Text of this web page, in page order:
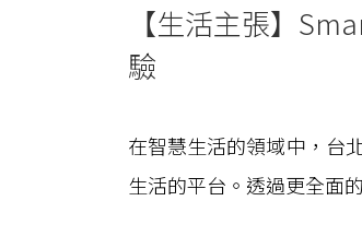
【生活主張】
驗
在智慧生活的領域中，台
生活的平台。透過更全面